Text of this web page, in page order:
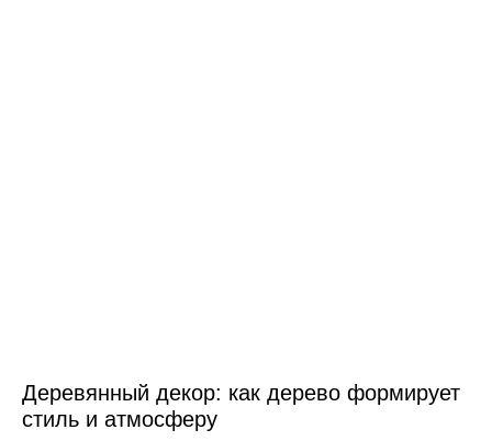
Деревянный декор: как дерево формирует
стиль и атмосферу